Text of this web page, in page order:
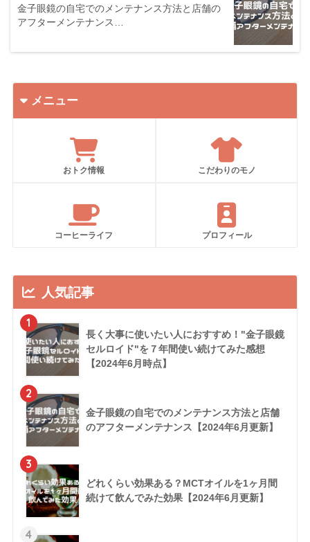
金子眼鏡の自宅でのメンテナンス方法と店舗の
アフターメンテナンス…
メニュー
おトク情報 こだわりのモノ
コーヒーライフ プロフィール
人気記事
1
長く大事に使いたい人におすすめ！"金子眼鏡
セルロイド"を７年間使い続けてみた感想
【2024年6月時点】
2
金子眼鏡の自宅でのメンテナンス方法と店舗
のアフターメンテナンス【2024年6月更新】
3
どれくらい効果ある？MCTオイルを1ヶ月間
続けて飲んでみた効果【2024年6月更新】
4